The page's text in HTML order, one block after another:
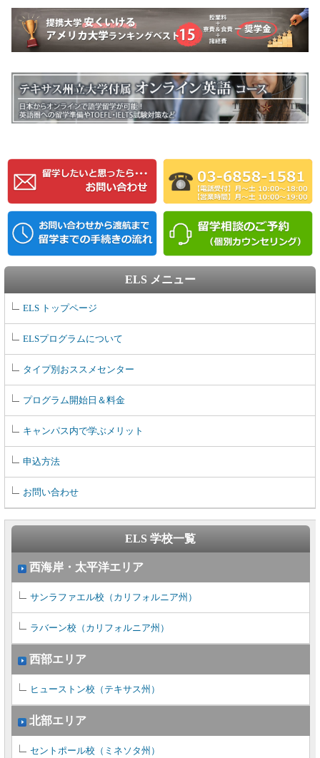
ELS メニュー
ELS トップページ
ELSプログラムについて
タイプ別おススメセンター
プログラム開始日＆料金
キャンパス内で学ぶメリット
申込方法
お問い合わせ
ELS 学校一覧
西海岸・太平洋エリア
サンラファエル校（カリフォルニア州）
ラバーン校（カリフォルニア州）
西部エリア
ヒューストン校（テキサス州）
北部エリア
セントポール校（ミネソタ州）